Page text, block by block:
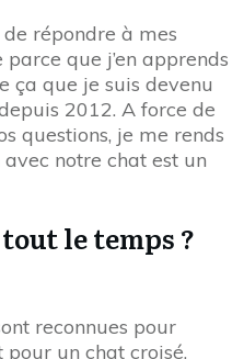
répondre à mes
parce que j’en apprends
ça que je suis devenu
2012. A force de
questions, je me rends
notre chat est un
le temps ?
reconnues pour
un chat croisé,